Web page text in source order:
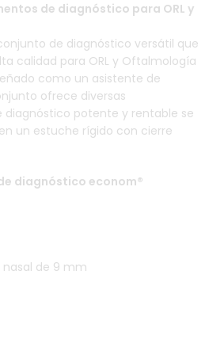
de diagnóstico para ORL y
de diagnóstico versátil que
calidad para ORL y Oftalmología
como un asistente de
ofrece diversas
diagnóstico potente y rentable se
un estuche rígido con cierre
diagnóstico econom®
nasal de 9 mm